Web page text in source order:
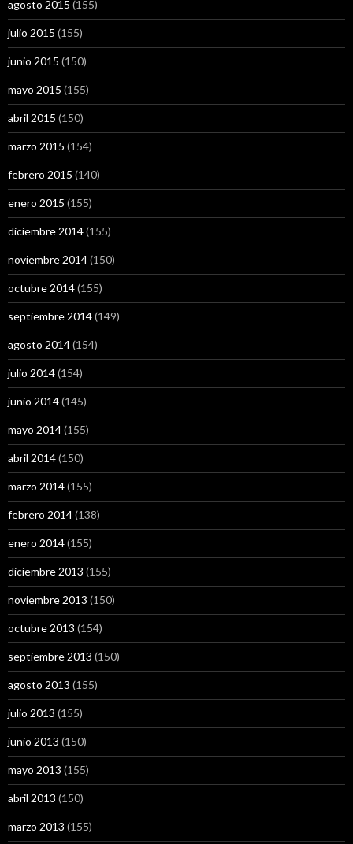
agosto 2015 (155)
julio 2015 (155)
junio 2015 (150)
mayo 2015 (155)
abril 2015 (150)
marzo 2015 (154)
febrero 2015 (140)
enero 2015 (155)
diciembre 2014(155)
noviembre 2014(150)
octubre 2014(155)
septiembre 2014(149)
agosto 2014(154)
julio 2014(154)
junio 2014(145)
mayo 2014(155)
abril 2014(150)
marzo 2014(155)
febrero 2014(138)
enero 2014(155)
diciembre 2013 (155)
noviembre 2013 (150)
octubre 2013 (154)
septiembre 2013 (150)
agosto 2013 (155)
julio 2013 (155)
junio 2013 (150)
mayo 2013 (155)
abril 2013 (150)
marzo 2013 (155)